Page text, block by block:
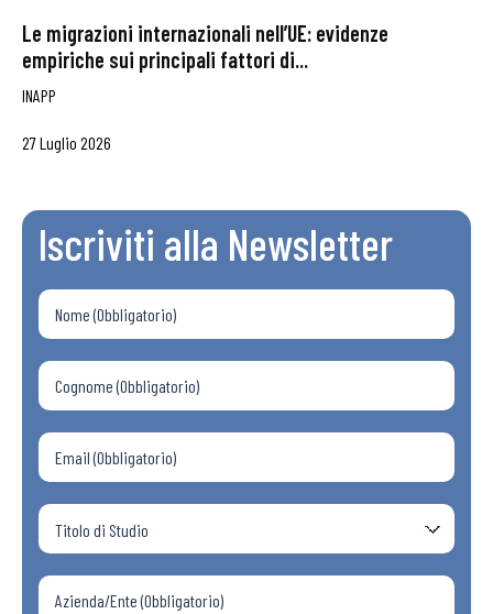
Le migrazioni internazionali nell’UE: evidenze
empiriche sui principali fattori di...
INAPP
27 Luglio 2026
Iscriviti alla Newsletter